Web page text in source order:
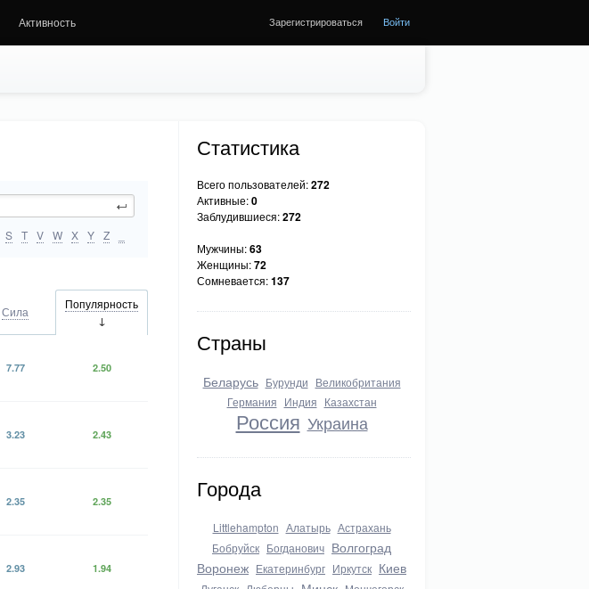
Активность Зарегистрироваться Войти
Статистика
Всего пользователей:272
Активные:0
Заблудившиеся:272
Мужчины:63
Женщины:72
Сомневается:137
Страны
Беларусь Бурунди Великобритания
Германия Индия Казахстан
Россия Украина
Города
Littlehampton Алатырь Астрахань
Бобруйск Богданович Волгоград
Воронеж Екатеринбург Иркутск Киев
S T V W X Y Z
Сила
Популярность
7.77 2.50
3.23 2.43
2.35 2.35
2.93 1.94